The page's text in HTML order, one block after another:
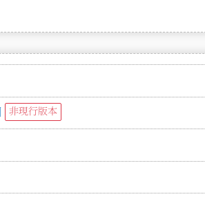
非現行版本